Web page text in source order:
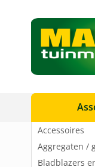
Accessoires
Aggregaten /
Bladblazers